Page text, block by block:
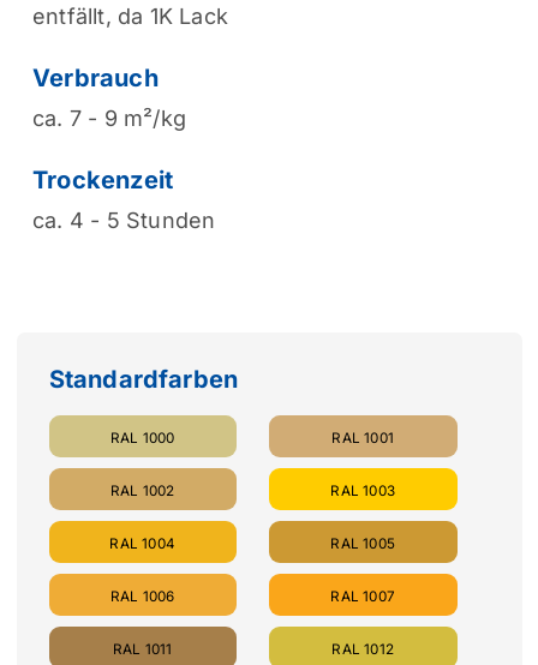
entfällt, da 1K Lack
Verbrauch
ca. 7 - 9 m²/kg
Trockenzeit
ca. 4 - 5 Stunden
Standardfarben
RAL 1000 RAL 1001
RAL 1002 RAL 1003
RAL 1004 RAL 1005
RAL 1006 RAL 1007
RAL 1011 RAL 1012